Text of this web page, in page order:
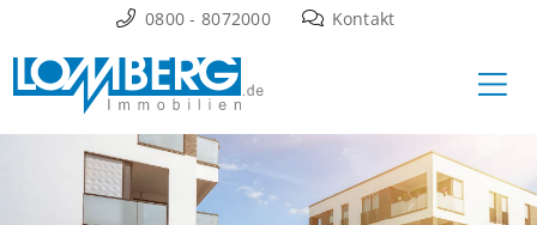
Inhalt
springen
0800 - 8072000 Kontakt